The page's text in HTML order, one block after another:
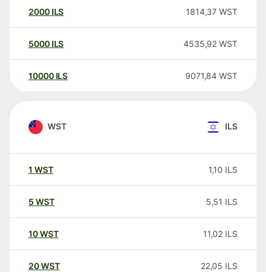
2000 ILS 1814,37 WST
5000 ILS 4535,92 WST
10000 ILS 9071,84 WST
WST ILS
1 WST 1,10 ILS
5 WST 5,51 ILS
10WST 11,02 ILS
20WST 22,05 ILS